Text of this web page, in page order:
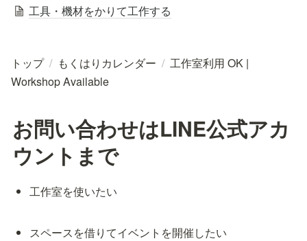
工具・機材をかりて工作する
トップ / もくはりカレンダー / 工作室利用 OK |
Workshop Available
お問い合わせはLINE公式アカ
ウントまで
工作室を使いたい
スペースを借りてイベントを開催したい